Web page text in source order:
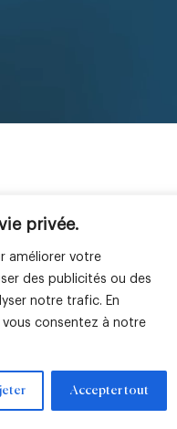
privée.
améliorer votre
des publicités ou des
notre trafic. En
consentez à notre
Accepter tout
Géographies
Italie
Afrique
Nos
Notre
Nos
cookiesMentions